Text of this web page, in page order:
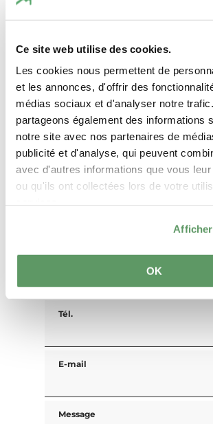
Ce site web utilise des cookies.
Les cookies nous permettent de
et les annonces, d'offrir des
médias sociaux et d'analyser notre
partageons également des informations
notre site avec nos partenaires de
publicité et d'analyse, qui peuvent
avec d'autres informations que vous
ou qu'ils ont collectées lors de votre
OK
Date de voyage
Personnes
Vos coordonnées
Tél.
E-mail
Message